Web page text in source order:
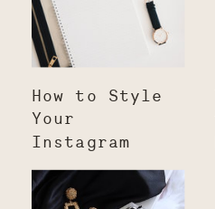
How to Style
Your
Instagram
Posts